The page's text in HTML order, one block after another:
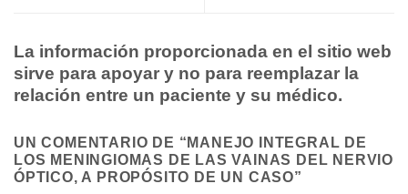
La información proporcionada en el sitio web
sirve para apoyar y no para reemplazar la
relación entre un paciente y su médico.
UN COMENTARIO DE “ MANEJO INTEGRAL DE
LOS MENINGIOMAS DE LAS VAINAS DEL NERVIO
ÓPTICO, A PROPÓSITO DE UN CASO”